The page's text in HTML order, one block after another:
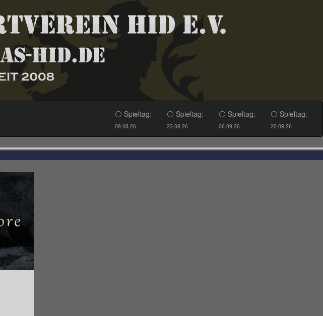
⚪ Spieltag:
09.08.26
⚪ Spieltag:
23.08.26
⚪ Spieltag:
06.09.26
⚪ Spieltag:
20.09.26